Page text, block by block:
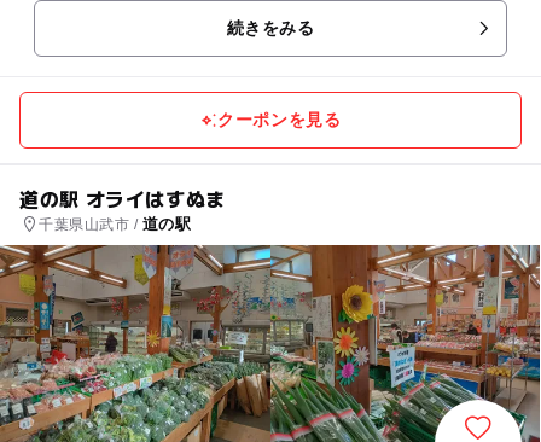
続きをみる
クーポンを見る
道の駅 オライはすぬま
千葉県山武市 / 道の駅